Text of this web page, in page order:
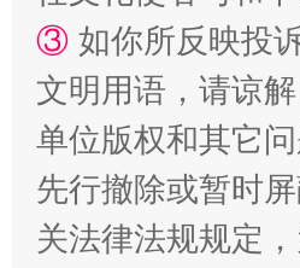
③ 如你所反映投
文明用语，请谅
单位版权和其它
先行撤除或暂时
关法律法规规定